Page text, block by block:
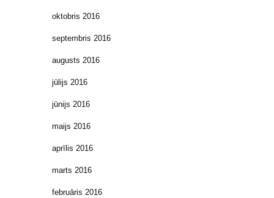
oktobris 2016
septembris 2016
augusts 2016
jūlijs 2016
jūnijs 2016
maijs 2016
aprīlis 2016
marts 2016
februāris 2016